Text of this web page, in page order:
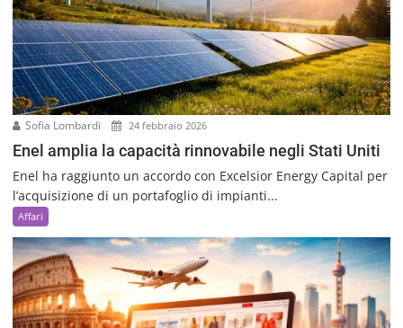
Sofia Lombardi 24 febbraio 2026
Enel amplia la capacità rinnovabile negli Stati Uniti
Enel ha raggiunto un accordo con Excelsior Energy Capital per
l’acquisizione di un portafoglio di impianti...
Affari